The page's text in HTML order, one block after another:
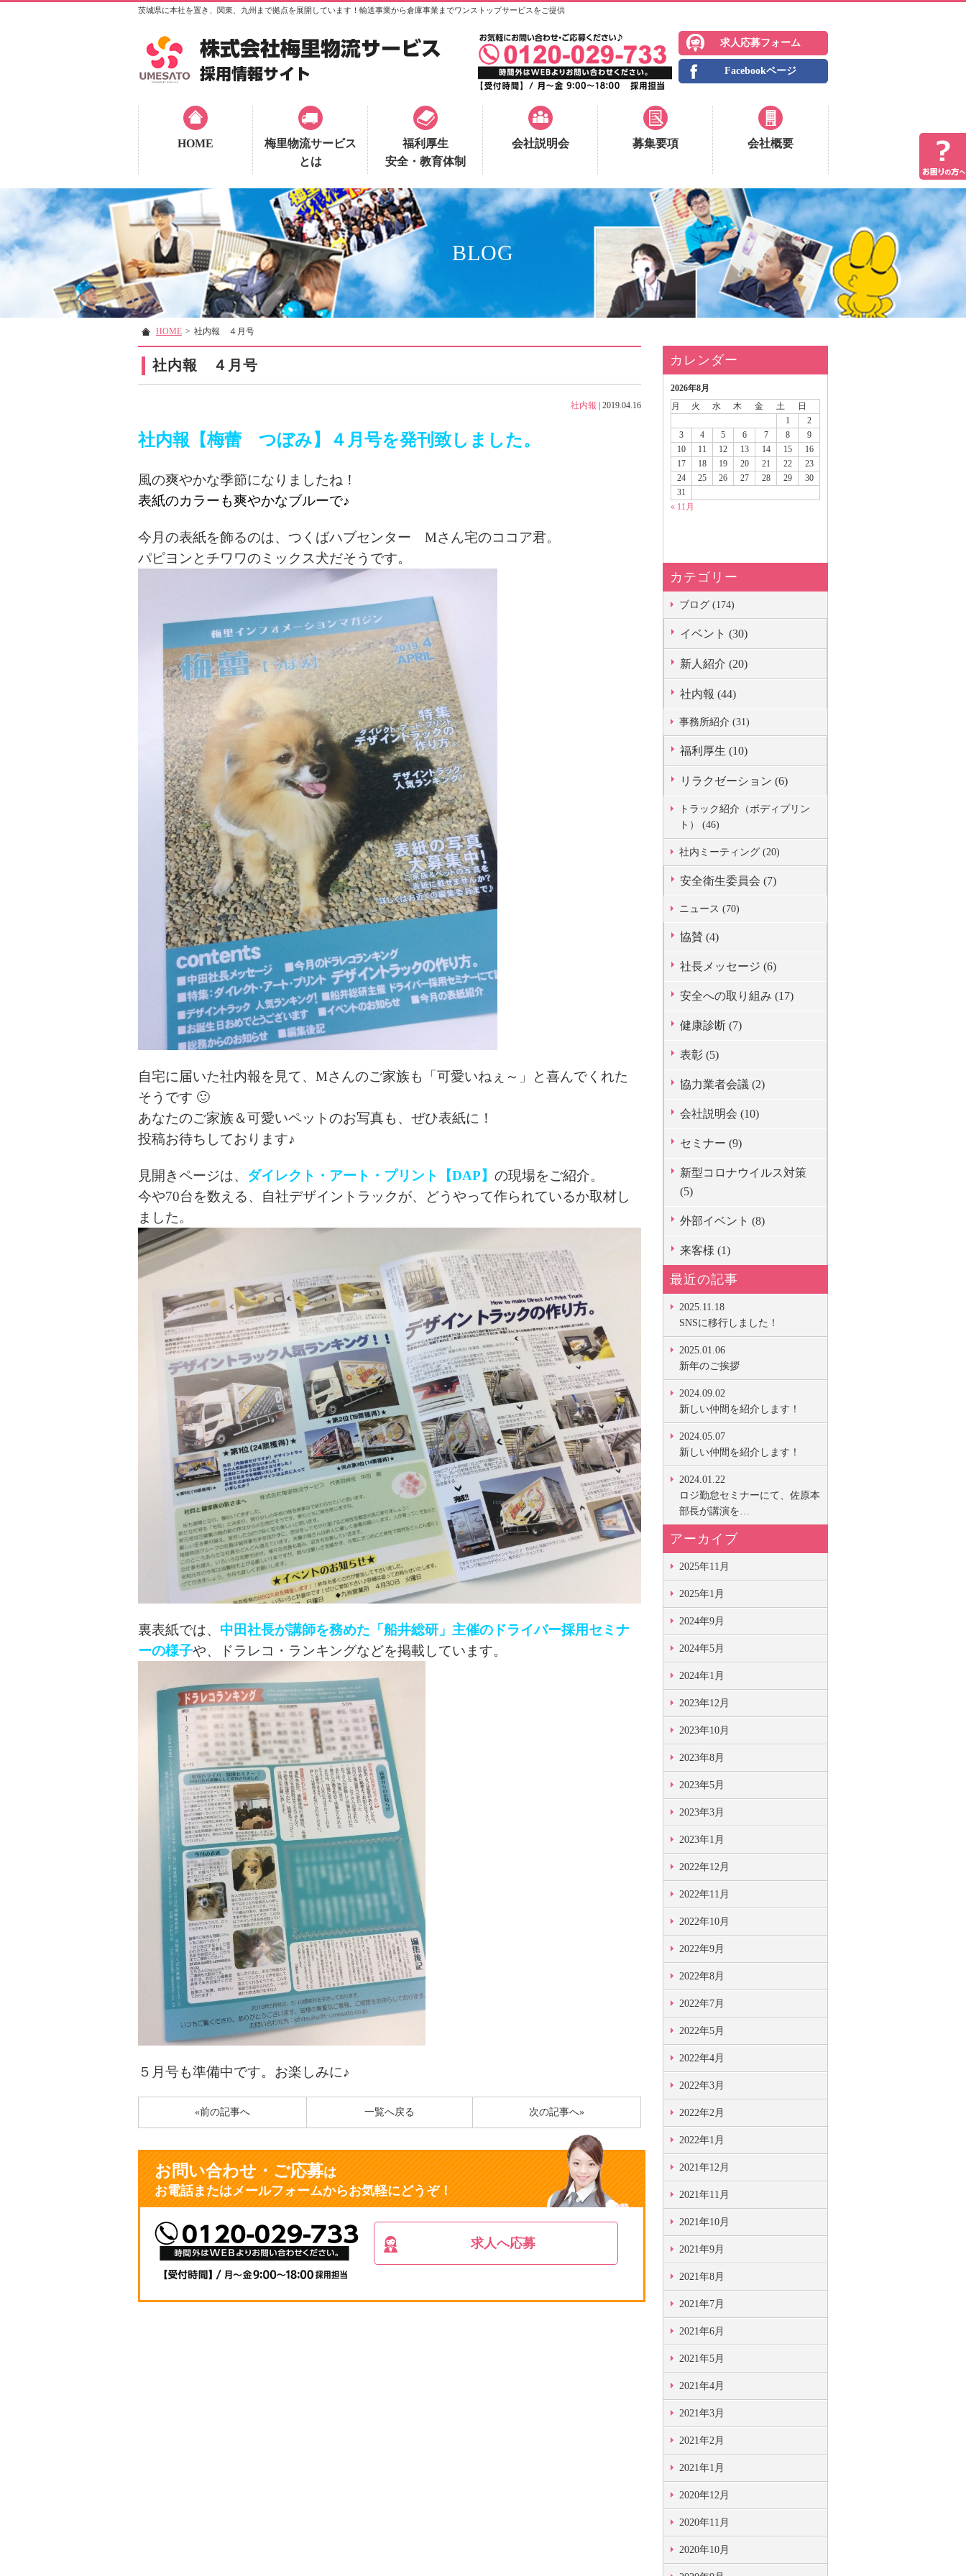
茨城県に本社を置き、関東、九州まで拠点を展開しています！輸送事業から倉庫事業までワンストップサービスをご提供
求人応募フォーム
Facebookページ
HOME
梅里物流サービス
とは
福利厚生
安全・教育体制
会社説明会 募集要項 会社概要
BLOG
HOME > 社内報 ４月号
社内報 ４月号
社内報 2019.04.16
社内報【梅蕾 つぼみ】４月号を発刊致しました。
風の爽やかな季節になりましたね！
表紙のカラーも爽やかなブルーで♪
今月の表紙を飾るのは、つくばハブセンター Mさん宅のココア君。
パピヨンとチワワのミックス犬だそうです。
自宅に届いた社内報を見て、Mさんのご家族も「可愛いねぇ～」と喜んでくれた
そうです 🙂
あなたのご家族＆可愛いペットのお写真も、ぜひ表紙に！
投稿お待ちしております♪
見開きページは、 ダイレクト・アート・プリント【DAP】 の現場をご紹介。
今や70台を数える、自社デザイントラックが、どうやって作られているか取材し
ました。
裏表紙では、 中田社長が講師を務めた「船井総研」主催のドライバー採用セミナ
ーの様子や、ドラレコ・ランキングなどを掲載しています。
５月号も準備中です。お楽しみに♪
«前の記事へ 次の記事へ»
一覧へ戻る
お問い合わせ・ご応募は
お電話またはメールフォームからお気軽にどうぞ！
求人へ応募
カレンダー
2026年8月
月
火 水 木 金 土
日
1
2
3
4 5 6 7 8
9
10
11 12 13 14 15
16
17
18 19 20 21 22
23
24
25 26 27 28 29
30
31
« 11月
カテゴリー
ブログ (174)
イベント (30)
新人紹介 (20)
社内報 (44)
事務所紹介 (31)
福利厚生 (10)
リラクゼーション (6)
トラック紹介（ボディプリン
ト） (46)
社内ミーティング (20)
安全衛生委員会 (7)
ニュース (70)
協賛 (4)
社長メッセージ (6)
安全への取り組み (17)
健康診断 (7)
表彰 (5)
協力業者会議 (2)
会社説明会 (10)
セミナー (9)
新型コロナウイルス対策
(5)
外部イベント (8)
来客様 (1)
最近の記事
2025.11.18
SNSに移行しました！
2025.01.06
新年のご挨拶
2024.09.02
新しい仲間を紹介します！
2024.05.07
新しい仲間を紹介します！
2024.01.22
ロジ勤怠セミナーにて、佐原本
部長が講演を…
アーカイブ
2025年11月
2025年1月
2024年9月
2024年5月
2024年1月
2023年12月
2023年10月
2023年8月
2023年5月
2023年3月
2023年1月
2022年12月
2022年11月
2022年10月
2022年9月
2022年8月
2022年7月
2022年5月
2022年4月
2022年3月
2022年2月
2022年1月
2021年12月
2021年11月
2021年10月
2021年9月
2021年8月
2021年7月
2021年6月
2021年5月
2021年4月
2021年3月
2021年2月
2021年1月
2020年12月
2020年11月
2020年10月